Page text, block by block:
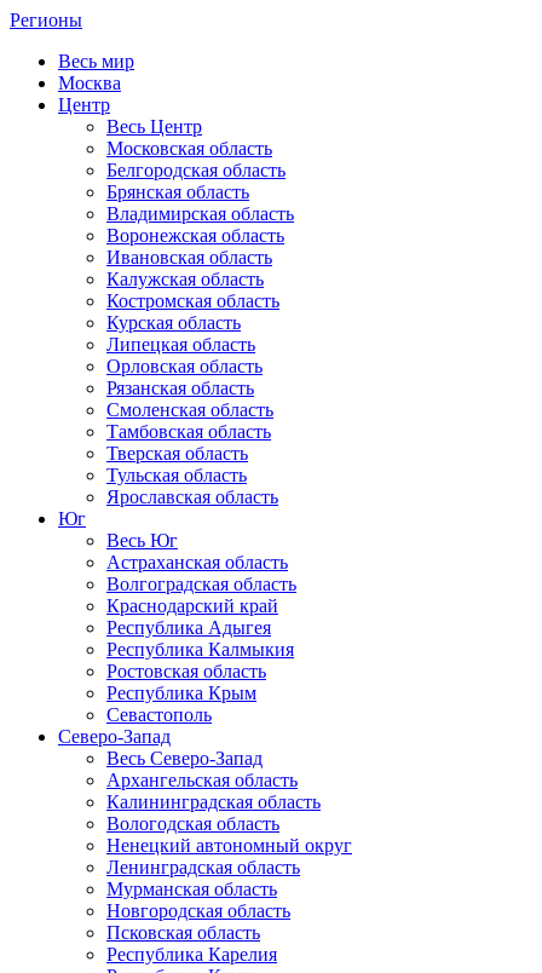
Регионы
Весь мир
Москва
Центр
Весь Центр
Московская область
Белгородская область
Брянская область
Владимирская область
Воронежская область
Ивановская область
Калужская область
Костромская область
Курская область
Липецкая область
Орловская область
Рязанская область
Смоленская область
Тамбовская область
Тверская область
Тульская область
Ярославская область
Юг
Весь Юг
Астраханская область
Волгоградская область
Краснодарский край
Республика Адыгея
Республика Калмыкия
Ростовская область
Республика Крым
Севастополь
Северо-Запад
Весь Северо-Запад
Архангельская область
Калининградская область
Вологодская область
Ненецкий автономный округ
Ленинградская область
Мурманская область
Новгородская область
Псковская область
Республика Карелия